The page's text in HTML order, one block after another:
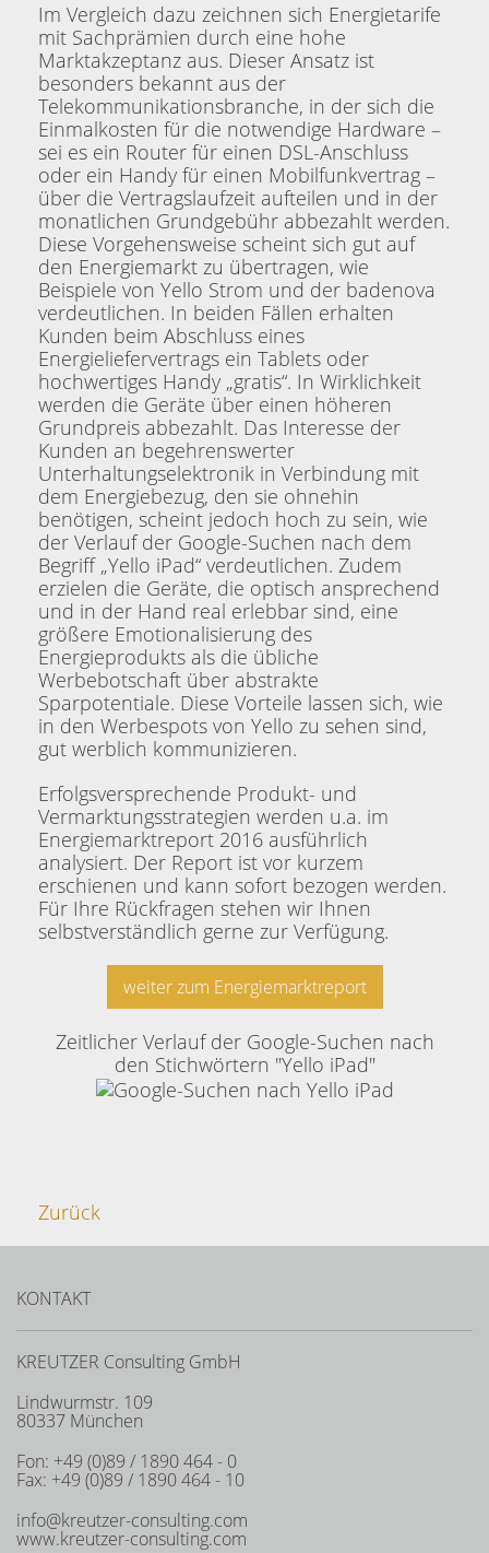
Im Vergleich dazu zeichnen sich Energietarife
mit Sachprämien durch eine hohe
Marktakzeptanz aus. Dieser Ansatz ist
besonders bekannt aus der
Telekommunikationsbranche, in der sich die
Einmalkosten für die notwendige Hardware –
sei es ein Router für einen DSL-Anschluss
oder ein Handy für einen Mobilfunkvertrag –
über die Vertragslaufzeit aufteilen und in der
monatlichen Grundgebühr abbezahlt werden.
Diese Vorgehensweise scheint sich gut auf
den Energiemarkt zu übertragen, wie
Beispiele von Yello Strom und der badenova
verdeutlichen. In beiden Fällen erhalten
Kunden beim Abschluss eines
Energieliefervertrags ein Tablets oder
hochwertiges Handy „gratis“. In Wirklichkeit
werden die Geräte über einen höheren
Grundpreis abbezahlt. Das Interesse der
Kunden an begehrenswerter
Unterhaltungselektronik in Verbindung mit
dem Energiebezug, den sie ohnehin
benötigen, scheint jedoch hoch zu sein, wie
der Verlauf der Google-Suchen nach dem
Begriff „Yello iPad“ verdeutlichen. Zudem
erzielen die Geräte, die optisch ansprechend
und in der Hand real erlebbar sind, eine
größere Emotionalisierung des
Energieprodukts als die übliche
Werbebotschaft über abstrakte
Sparpotentiale. Diese Vorteile lassen sich, wie
in den Werbespots von Yello zu sehen sind,
gut werblich kommunizieren.
Erfolgsversprechende Produkt- und
Vermarktungsstrategien werden u.a. im
Energiemarktreport 2016 ausführlich
analysiert. Der Report ist vor kurzem
erschienen und kann sofort bezogen werden.
Für Ihre Rückfragen stehen wir Ihnen
selbstverständlich gerne zur Verfügung.
weiter zum Energiemarktreport
Zeitlicher Verlauf der Google-Suchen nach
den Stichwörtern "Yello iPad"
Zurück
KONTAKT
KREUTZER Consulting GmbH
Lindwurmstr. 109
80337 München
Fon: +49 (0)89 / 1890 464 - 0
Fax: +49 (0)89 / 1890 464 - 10
info@kreutzer-consulting.com
www.kreutzer-consulting.com